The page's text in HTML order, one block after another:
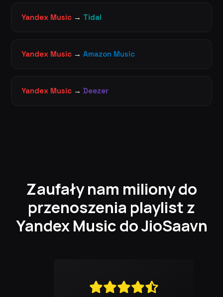
Yandex Music → Tidal
Yandex Music → Amazon Music
Yandex Music → Deezer
Zaufały nam miliony do
przenoszenia playlist z
Yandex Music do JioSaavn